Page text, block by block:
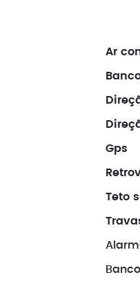
Ar
Gps
Teto
Não faça